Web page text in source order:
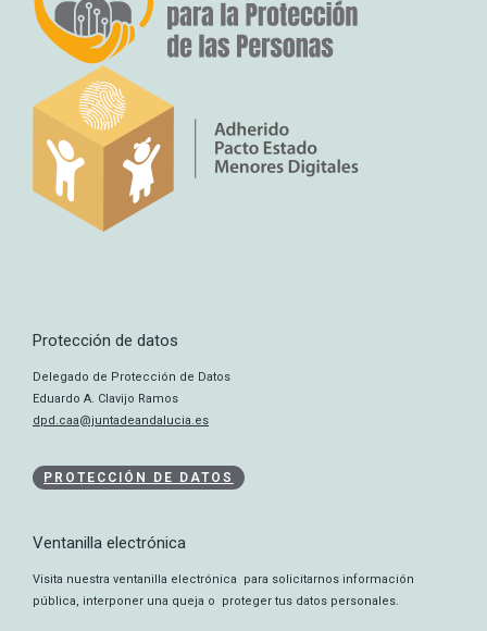
Protección de datos
Delegado de Protección de Datos
Eduardo A. Clavijo Ramos
dpd.caa@juntadeandalucia.es
PROTECCIÓN DE DATOS
Ventanilla electrónica
Visita nuestra ventanilla electrónica para solicitarnos información
pública, interponer una queja o proteger tus datos personales.